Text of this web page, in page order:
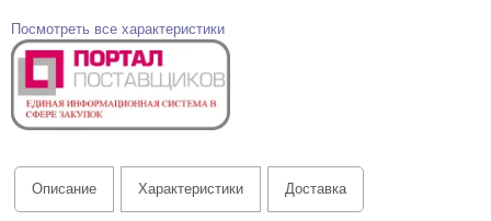
Посмотреть все характеристики
Описание Характеристики Доставка